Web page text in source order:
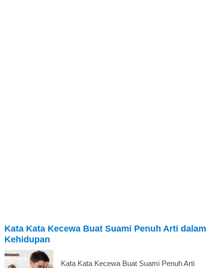
Kata Kata Kecewa Buat Suami Penuh Arti dalam
Kehidupan
Kata Kata Kecewa Buat Suami Penuh Arti